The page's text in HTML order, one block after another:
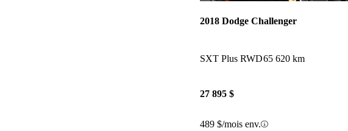
2018 Dodge Challenger
SXT Plus RWD65 620 km
27 895 $
489 $/mois env.